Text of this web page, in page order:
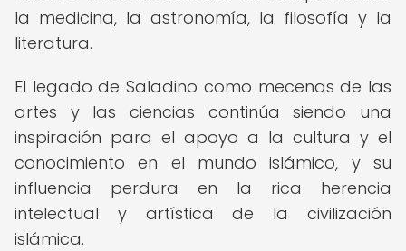
la medicina, la astronomía, la filosofía y la
literatura.
El legado de Saladino como mecenas de las
artes y las ciencias continúa siendo una
inspiración para el apoyo a la cultura y el
conocimiento en el mundo islámico, y su
influencia perdura en la rica herencia
intelectual y artística de la civilización
islámica.